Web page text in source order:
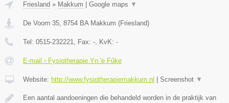
Friesland » Makkum Google maps ▼
De Voorn 35, 8754 BA Makkum (Friesland)
Tel: 0515-232221, Fax: -, KvK: -
E-mail › Fysiotherapie Yn 'e Fûke
Website: http://www.fysiotherapiemakkum.nl Screenshot ▼
Een aantal aandoeningen die behandeld worden in de praktijk van